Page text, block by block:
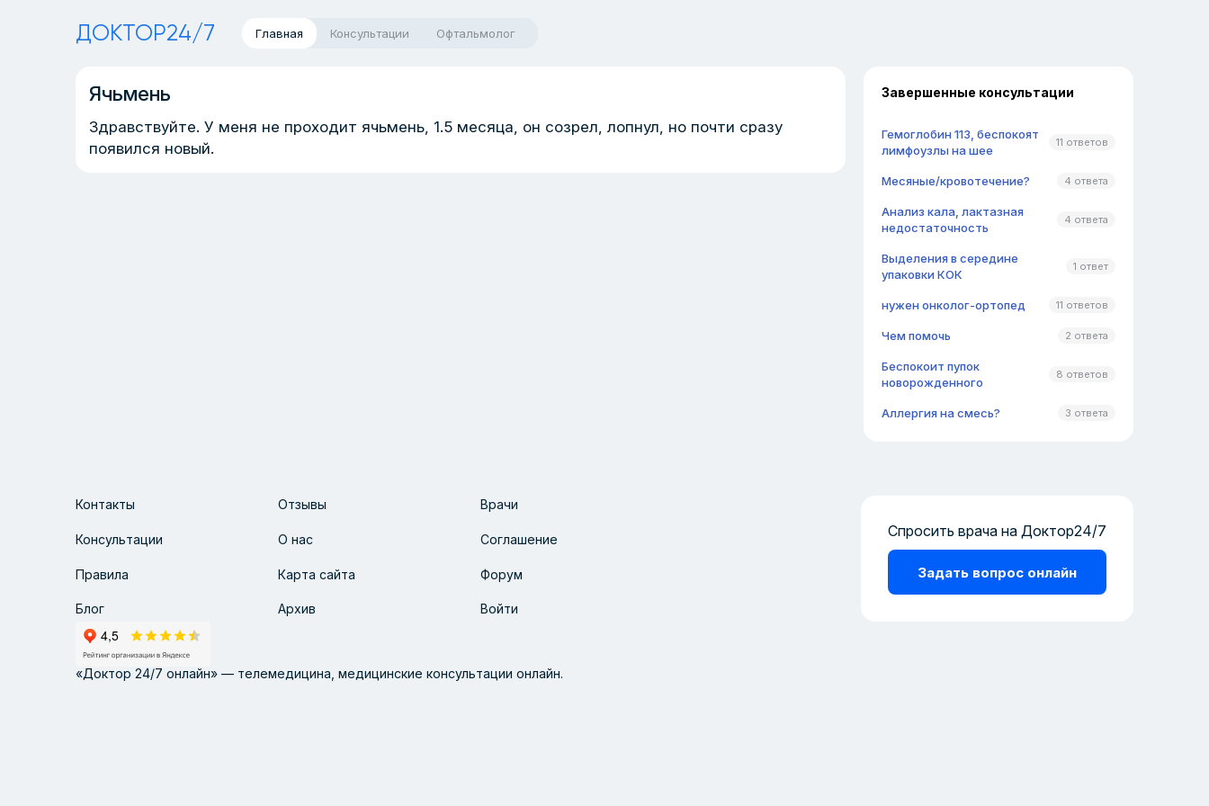
ДОКТОР24/7 Главная Консультации Офтальмолог
Ячьмень
Здравствуйте. У меня не проходит ячьмень, 1.5 месяца, он созрел, лопнул, но почти сразу
появился новый.
Завершенные консультации
Гемоглобин 113, беспокоят
лимфоузлы на шее
11 ответов
Месяные/кровотечение? 4 ответа
Анализ кала, лактазная
недостаточность
4 ответа
Выделения в середине
упаковки КОК
1 ответ
нужен онколог-ортопед 11 ответов
Чем помочь 2 ответа
Беспокоит пупок
новорожденного
8 ответов
Аллергия на смесь? 3 ответа
Контакты Отзывы Врачи
Консультации О нас Соглашение
Правила Карта сайта Форум
Блог Архив Войти
Спросить врача на Доктор24/7
Задать вопрос онлайн
«Доктор 24/7 онлайн» — телемедицина, медицинские консультации онлайн.